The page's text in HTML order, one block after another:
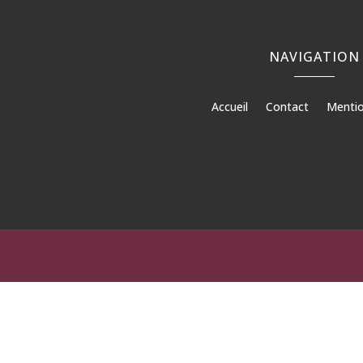
NAVIGATION
Accueil Contact